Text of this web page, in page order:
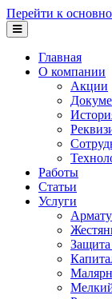
Перейти к
Главная
О компании
Акции
Работы
Статьи
Услуги
Защита